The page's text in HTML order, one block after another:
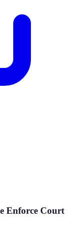
Enforce Court